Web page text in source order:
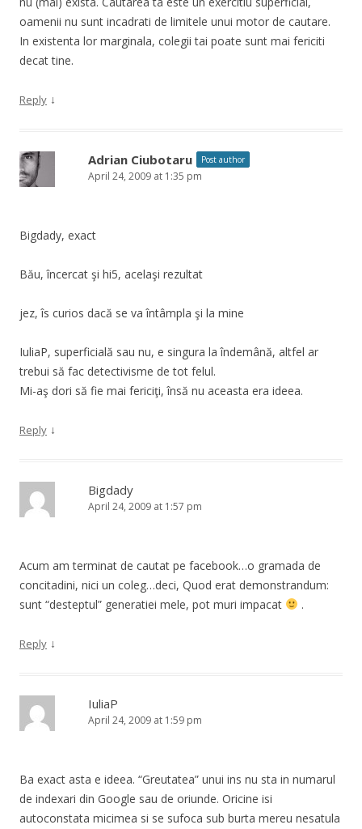
oamenii nu sunt incadrati de limitele unui motor de cautare.
In existenta lor marginala, colegii tai poate sunt mai fericiti
decat tine.
Reply ↓
Adrian Ciubotaru Post author
April 24, 2009 at 1:35 pm
Bigdady, exact
Bău, încercat şi hi5, acelaşi rezultat
jez, îs curios dacă se va întâmpla şi la mine
IuliaP, superficială sau nu, e singura la îndemână, altfel ar
trebui să fac detectivisme de tot felul.
Mi-aş dori să fie mai fericiţi, însă nu aceasta era ideea.
Reply ↓
Bigdady
April 24, 2009 at 1:57 pm
Acum am terminat de cautat pe facebook…o gramada de
concitadini, nici un coleg…deci, Quod erat demonstrandum:
sunt “desteptul” generatiei mele, pot muri impacat
.
Reply ↓
IuliaP
April 24, 2009 at 1:59 pm
Ba exact asta e ideea. “Greutatea” unui ins nu sta in numarul
de indexari din Google sau de oriunde. Oricine isi
autoconstata micimea si se sufoca sub burta mereu nesatula